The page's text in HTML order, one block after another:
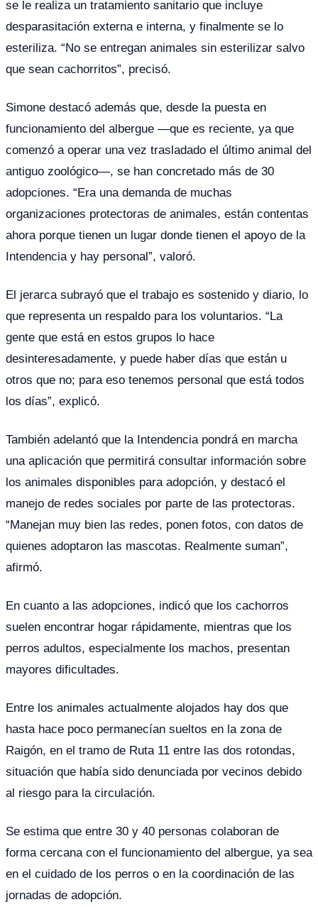
se le realiza un tratamiento sanitario que incluye
desparasitación externa e interna, y finalmente se lo
esteriliza. “No se entregan animales sin esterilizar salvo
que sean cachorritos”, precisó.
Simone destacó además que, desde la puesta en
funcionamiento del albergue —que es reciente, ya que
comenzó a operar una vez trasladado el último animal del
antiguo zoológico—, se han concretado más de 30
adopciones. “Era una demanda de muchas
organizaciones protectoras de animales, están contentas
ahora porque tienen un lugar donde tienen el apoyo de la
Intendencia y hay personal”, valoró.
El jerarca subrayó que el trabajo es sostenido y diario, lo
que representa un respaldo para los voluntarios. “La
gente que está en estos grupos lo hace
desinteresadamente, y puede haber días que están u
otros que no; para eso tenemos personal que está todos
los días”, explicó.
También adelantó que la Intendencia pondrá en marcha
una aplicación que permitirá consultar información sobre
los animales disponibles para adopción, y destacó el
manejo de redes sociales por parte de las protectoras.
“Manejan muy bien las redes, ponen fotos, con datos de
quienes adoptaron las mascotas. Realmente suman”,
afirmó.
En cuanto a las adopciones, indicó que los cachorros
suelen encontrar hogar rápidamente, mientras que los
perros adultos, especialmente los machos, presentan
mayores dificultades.
Entre los animales actualmente alojados hay dos que
hasta hace poco permanecían sueltos en la zona de
Raigón, en el tramo de Ruta 11 entre las dos rotondas,
situación que había sido denunciada por vecinos debido
al riesgo para la circulación.
Se estima que entre 30 y 40 personas colaboran de
forma cercana con el funcionamiento del albergue, ya sea
en el cuidado de los perros o en la coordinación de las
jornadas de adopción.